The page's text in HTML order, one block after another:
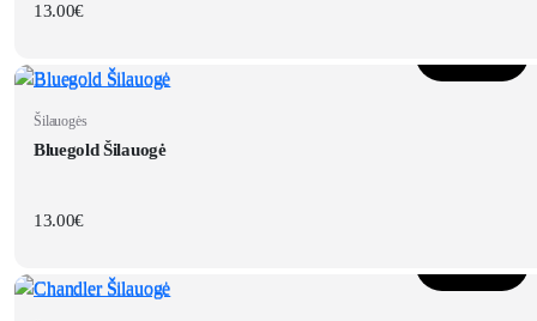
13.00€
Šilauogės
Bluegold Šilauogė
13.00€